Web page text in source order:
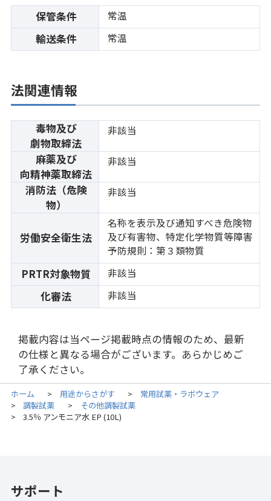
保管条件 常温
輸送条件 常温
法関連情報
毒物及び
劇物取締法
非該当
麻薬及び
向精神薬取締法
非該当
消防法（危険
物）
非該当
労働安全衛生法
名称を表示及び通知すべき危険物
及び有害物、特定化学物質等障害
予防規則：第３類物質
PRTR対象物質 非該当
化審法 非該当
掲載内容は当ページ掲載時点の情報のため、最新
の仕様と異なる場合がございます。あらかじめご
了承ください。
ホーム > 用途からさがす > 常用試薬・ラボウェア
> 調製試薬 > その他調製試薬
> 3.5％ アンモニア水 EP (10L)
サポート